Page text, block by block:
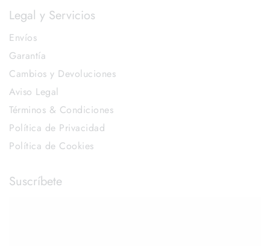
Legal y Servicios
Envíos
Garantía
Cambios y Devoluciones
Aviso Legal
Términos & Condiciones
Política de Privacidad
Política de Cookies
Suscríbete